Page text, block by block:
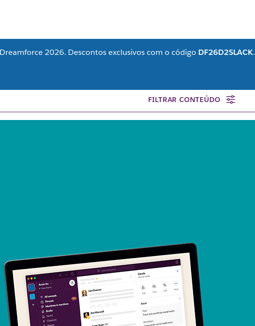
2026. Descontos exclusivos com o código DF26D2SLACK.
você
FILTRAR CONTEÚDO